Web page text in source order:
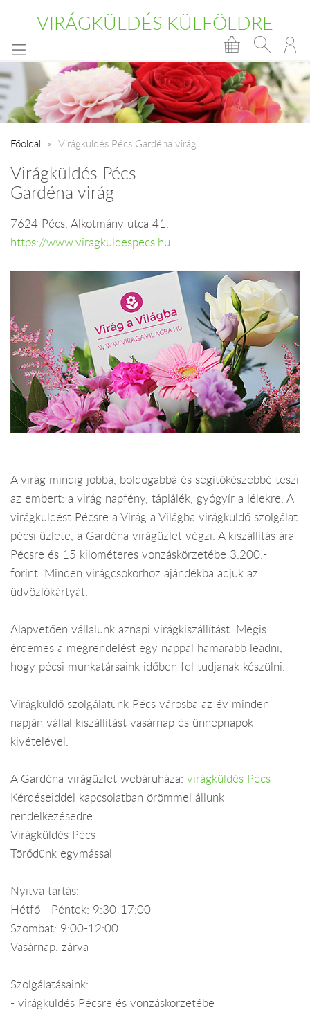
VIRÁGKÜLDÉS KÜLFÖLDRE
Főoldal Virágküldés Pécs Gardéna virág
Virágküldés Pécs
Gardéna virág
7624 Pécs, Alkotmány utca 41.
https://www.viragkuldespecs.hu
A virág mindig jobbá, boldogabbá és segítőkészebbé teszi
az embert: a virág napfény, táplálék, gyógyír a lélekre. A
virágküldést Pécsre a Virág a Világba virágküldő szolgálat
pécsi üzlete, a Gardéna virágüzlet végzi. A kiszállítás ára
Pécsre és 15 kilométeres vonzáskörzetébe 3.200.-
forint. Minden virágcsokorhoz ajándékba adjuk az
üdvözlőkártyát.
Alapvetően vállalunk aznapi virágkiszállítást. Mégis
érdemes a megrendelést egy nappal hamarabb leadni,
hogy pécsi munkatársaink időben fel tudjanak készülni.
Virágküldő szolgálatunk Pécs városba az év minden
napján vállal kiszállítást vasárnap és ünnepnapok
kivételével.
A Gardéna virágüzlet webáruháza: virágküldés Pécs
Kérdéseiddel kapcsolatban örömmel állunk
rendelkezésedre.
Virágküldés Pécs
Törődünk egymással
Nyitva tartás:
Hétfő - Péntek: 9:30-17:00
Szombat: 9:00-12:00
Vasárnap: zárva
Szolgálatásaink:
- virágküldés Pécsre és vonzáskörzetébe